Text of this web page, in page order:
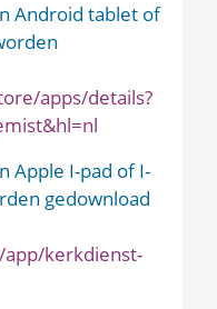
Android tablet of
apps/details?
Apple I-pad of I-
gedownload
kerkdienst-